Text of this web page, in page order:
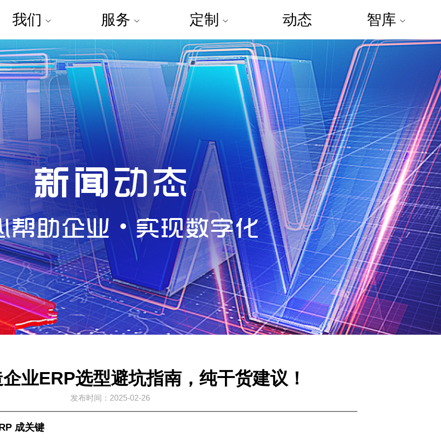
我们
企业简介
愿景使命
发展历程
企业文化
服务
定制解决方案
Q6家具企业ERP
红萝博外贸ERP
B5适配型企业ERP
定制
专属方案
动态 智库
博华讲堂
案例分析
业ERP选型避坑指南，纯干货建议！
发布时间：2025-02-26
成关键